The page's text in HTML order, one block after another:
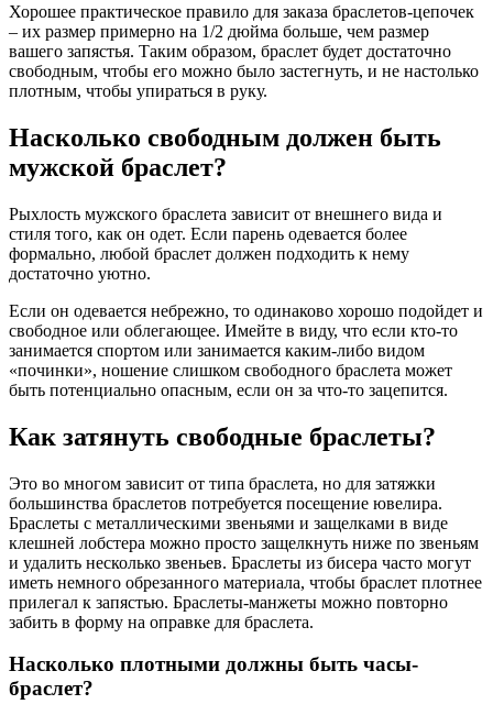
Хорошее практическое правило для заказа браслетов-цепочек
– их размер примерно на 1/2 дюйма больше, чем размер
вашего запястья. Таким образом, браслет будет достаточно
свободным, чтобы его можно было застегнуть, и не настолько
плотным, чтобы упираться в руку.
Насколько свободным должен быть
мужской браслет?
Рыхлость мужского браслета зависит от внешнего вида и
стиля того, как он одет. Если парень одевается более
формально, любой браслет должен подходить к нему
достаточно уютно.
Если он одевается небрежно, то одинаково хорошо подойдет и
свободное или облегающее. Имейте в виду, что если кто-то
занимается спортом или занимается каким-либо видом
«починки», ношение слишком свободного браслета может
быть потенциально опасным, если он за что-то зацепится.
Как затянуть свободные браслеты?
Это во многом зависит от типа браслета, но для затяжки
большинства браслетов потребуется посещение ювелира.
Браслеты с металлическими звеньями и защелками в виде
клешней лобстера можно просто защелкнуть ниже по звеньям
и удалить несколько звеньев. Браслеты из бисера часто могут
иметь немного обрезанного материала, чтобы браслет плотнее
прилегал к запястью. Браслеты-манжеты можно повторно
забить в форму на оправке для браслета.
Насколько плотными должны быть часы-
браслет?